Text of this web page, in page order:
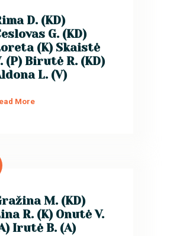
D. (KD)
G. (KD)
(K) Skaistė
(P) Birutė R. (KD)
L. (V)
More
M. (KD)
R. (K) Onutė V.
Irutė B. (A)